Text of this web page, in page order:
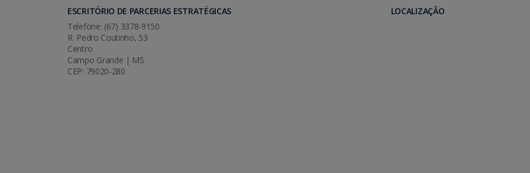
ESCRITÓRIO DE PARCERIAS ESTRATÉGICAS
Telefone: (67) 3378-9150
R. Pedro Coutinho, 53
Centro
Campo Grande | MS
CEP: 79020-280
LOCALIZAÇÃO